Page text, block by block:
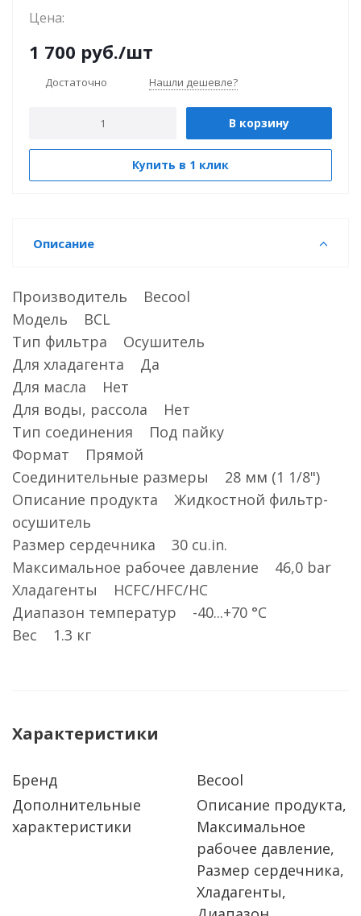
Цена:
1 700 руб./шт
Достаточно Нашли дешевле?
В корзину
Купить в 1 клик
Описание
Производитель Becool
Модель BCL
Тип фильтра Осушитель
Для хладагента Да
Для масла Нет
Для воды, рассола Нет
Тип соединения Под пайку
Формат Прямой
Соединительные размеры 28 мм (1 1/8")
Описание продукта Жидкостной фильтр-
осушитель
Размер сердечника 30 cu.in.
Максимальное рабочее давление 46,0 bar
Хладагенты HCFC/HFC/HC
Диапазон температур -40...+70 °C
Вес 1.3 кг
Характеристики
Бренд
Becool
Дополнительные
характеристики
Описание продукта,
Максимальное
рабочее давление,
Размер сердечника,
Хладагенты,